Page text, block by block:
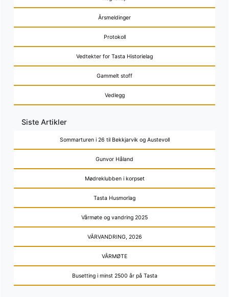
Årsmeldinger
Protokoll
Vedtekter for Tasta Historielag
Gammelt stoff
Vedlegg
Siste Artikler
Sommarturen i 26 til Bekkjarvik og Austevoll
Gunvor Håland
Mødreklubben i korpset
Tasta Husmorlag
Vårmøte og vandring 2025
VÅRVANDRING, 2026
VÅRMØTE
Busetting i minst 2500 år på Tasta